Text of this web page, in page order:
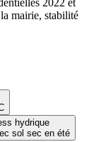
hydrique
sol sec en été
2022 et
mairie, stabilité